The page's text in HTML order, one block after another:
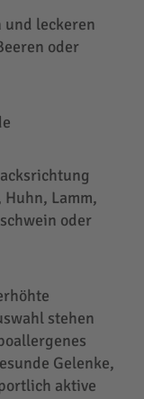
und leckeren
oder
Huhn, Lamm,
oder
stehen
Gelenke,
aktive